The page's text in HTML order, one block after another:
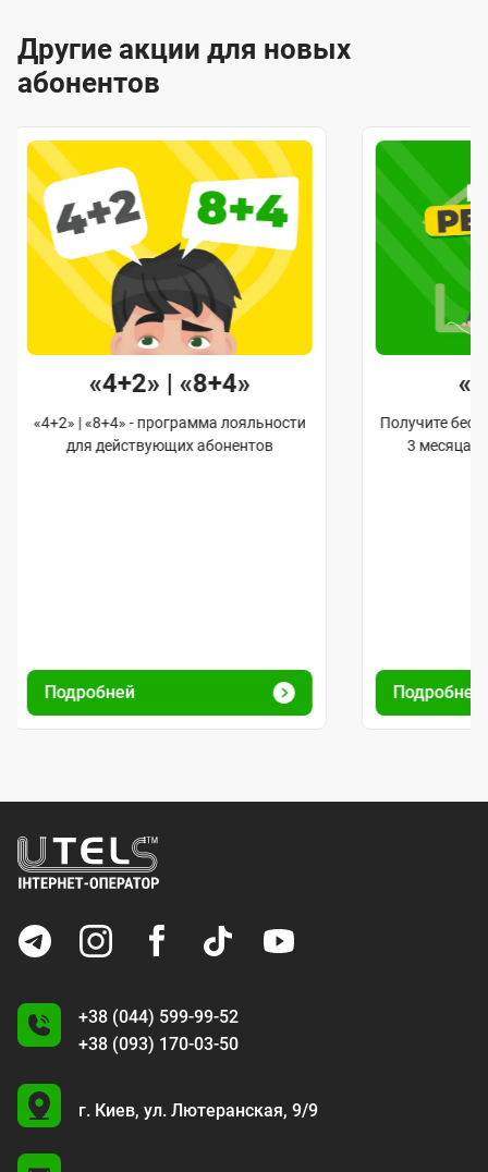
Другие акции для новых
абонентов
«4+2» | «8+4»
«4+2» | «8+4» - программа лояльности
для действующих абонентов
Подробней
Получите
3 месяца
Подробней
+38 (044) 599-99-52
+38 (093) 170-03-50
U
г. Киев, ул. Лютеранская, 9/9